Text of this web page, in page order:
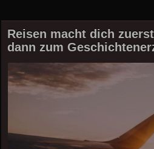
Reisen macht dich
dann zum